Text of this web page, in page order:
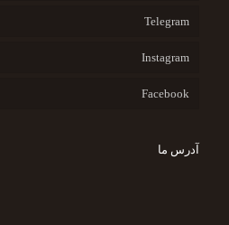
Telegram
Instagram
Facebook
آدرس ما